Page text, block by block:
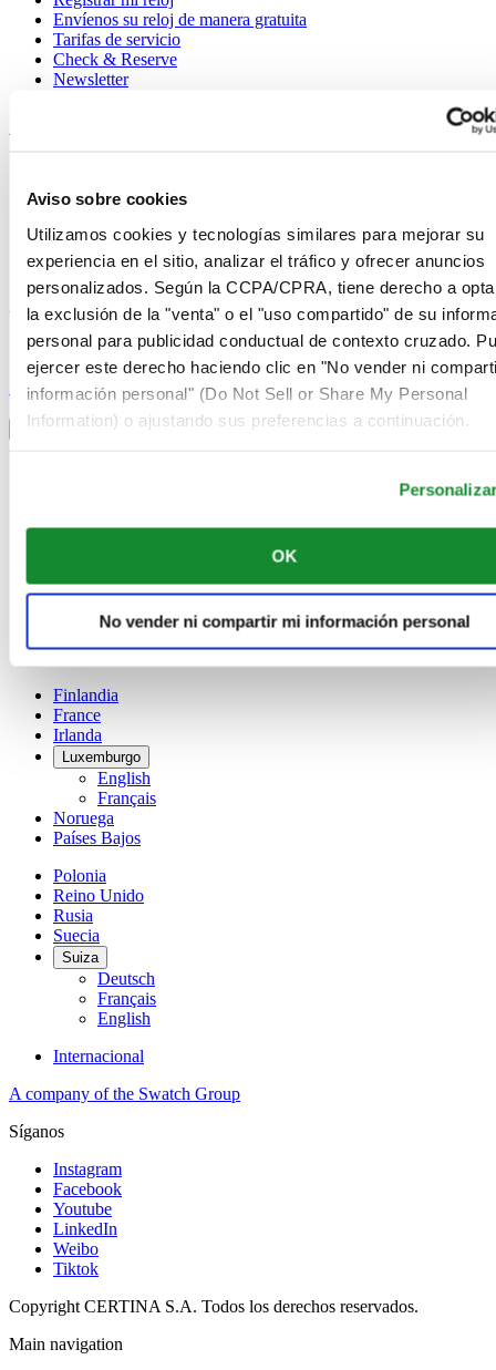
Aviso sobre cookies
Utilizamos cookies y tecnologías similares para mejorar su
experiencia en el sitio, analizar el tráfico y ofrecer anuncios
personalizados. Según la CCPA/CPRA, tiene derecho a
la exclusión de la "venta" o el "uso compartido" de su
personal para publicidad conductual de contexto cruzado.
ejercer este derecho haciendo clic en "No vender ni
información personal" (Do Not Sell or Share My Personal
Information) o ajustando sus preferencias a continuación.
OK
No vender ni compartir mi información personal
Envíenos su reloj de manera gratuita
Tarifas de servicio
Check & Reserve
Newsletter
Aviso de privacidad
Condiciones de venta
Desistimiento del contrato
Sistema de información
Únase al club Certina
Suscríbase para recibir información exclusiva
Suscríbase
Seleccionar país/región
Alternador de idioma
Dutch
English
简体中文
Finlandia
France
Irlanda
Luxemburgo
English
Français
Noruega
Países Bajos
Polonia
Reino Unido
Rusia
Suecia
Suiza
Deutsch
Français
English
Internacional
A company of the Swatch Group
Síganos
Instagram
Facebook
Youtube
LinkedIn
Weibo
Tiktok
Copyright CERTINA S.A. Todos los derechos reservados.
Main navigation